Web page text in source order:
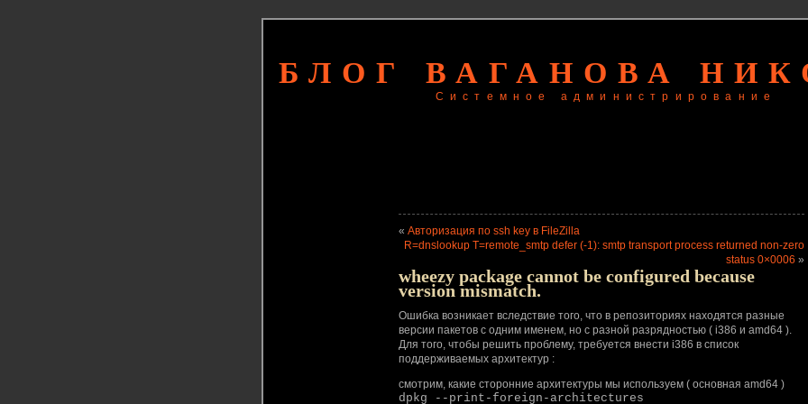
БЛОГ ВАГАНОВА
Системное администрирование
« Авторизация по ssh key в FileZilla
R=dnslookup T=remote_smtp defer (-1): smtp transport process returned non-zero
status 0×0006 »
wheezy package cannot be configured because
version mismatch.
Ошибка возникает вследствие того, что в репозиториях находятся разные
версии пакетов с одним именем, но с разной разрядностью ( i386 и amd64 ).
Для того, чтобы решить проблему, требуется внести i386 в список
поддерживаемых архитектур :
смотрим, какие сторонние архитектуры мы используем ( основная amd64 )
dpkg --print-foreign-architectures